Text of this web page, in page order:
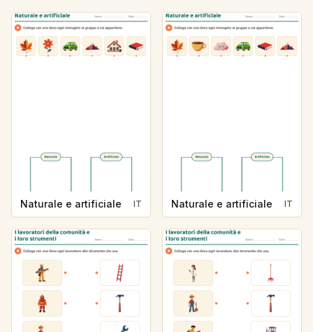
Naturale e artificiale IT Naturale e artificiale IT